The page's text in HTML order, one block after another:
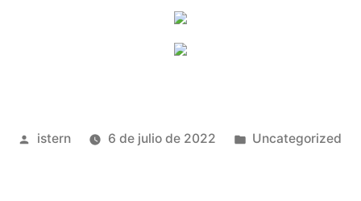
Publicado
istern 6 de julio de 2022
Publicado
Uncategorized